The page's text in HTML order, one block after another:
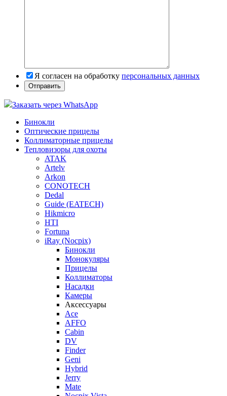
Я согласен на обработку персональных данных
Заказать через WhatsApp
Бинокли
Оптические прицелы
Коллиматорные прицелы
Тепловизоры для охоты
ATAK
Artelv
Arkon
CONOTECH
Dedal
Guide (EATECH)
Hikmicro
HTI
Fortuna
iRay (Nocpix)
Бинокли
Монокуляры
Прицелы
Коллиматоры
Насадки
Камеры
Аксессуары
Ace
AFFO
Cabin
DV
Finder
Geni
Hybrid
Jerry
Mate